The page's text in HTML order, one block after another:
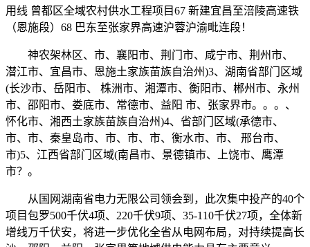
用线 曾都区全域农村供水工程项目67 新建宜昌至涪陵高速铁
（恩施段）68 巴东至张家界高速沪蓉沪渝毗连段！
神农架林区、市、襄阳市、荆门市、咸宁市、荆州市、
潜江市、宜昌市、恩施土家族苗族自治州)3、湖南省部门区域
(长沙市、岳阳市、 株洲市、湘潭市、衡阳市、郴州市、永州
市、邵阳市、娄底市、常德市、益阳 市、张家界市。。。、
怀化市、湘西土家族苗族自治州)4、省部门区域(承德市、
市、市、秦皇岛市、市、市、市、衡水市、市、 邢台市、
市)5、江西省部门区域(南昌市、景德镇市、上饶市、鹰潭
市？。
从国网湖南省电力无限公司领会到，此次集中投产的40个
项目包罗500千伏4项、220千伏9项、35-110千伏27项，全体新
增线万千伏安，将进一步优化全省从电网布局，对持续提高长